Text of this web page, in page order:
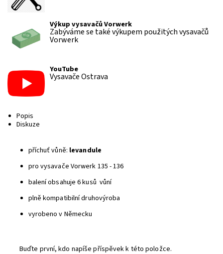
Výkup vysavačů Vorwerk
Zabýváme se také výkupem použitých vysavačů
Vorwerk
YouTube
Vysavače Ostrava
Popis
Diskuze
příchuť vůně: levandule
pro vysavače Vorwerk 135 - 136
balení obsahuje 6 kusů vůní
plně kompatibilní druhovýroba
vyrobeno v Německu
Buďte první, kdo napíše příspěvek k této položce.